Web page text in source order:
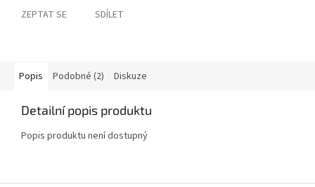
ZEPTAT SE SDÍLET
Popis Podobné (2) Diskuze
Detailní popis produktu
Popis produktu není dostupný